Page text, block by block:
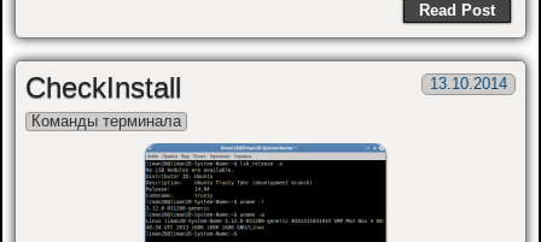
Read Post
CheckInstall 13.10.2014
Команды терминала